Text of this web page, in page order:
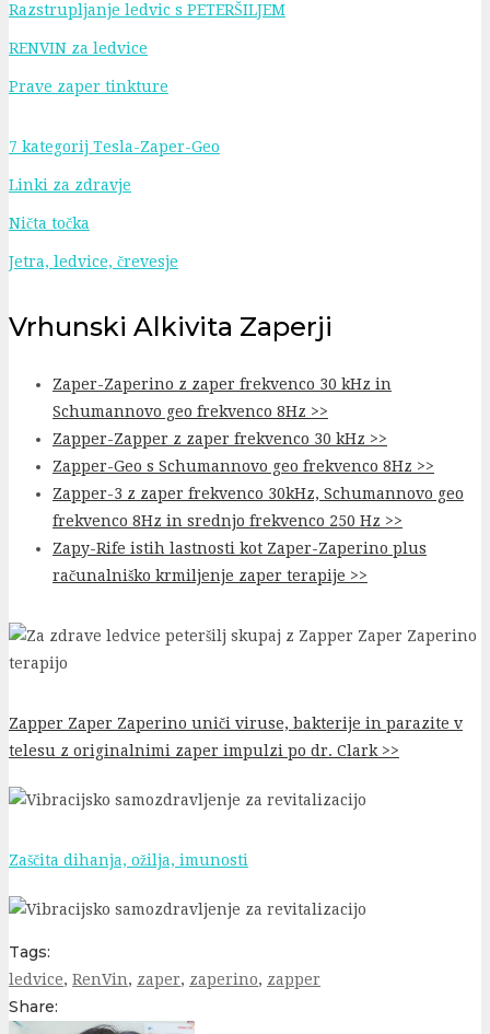
Razstrupljanje ledvic s PETERŠILJEM
RENVIN za ledvice
Prave zaper tinkture
7 kategorij Tesla-Zaper-Geo
Linki za zdravje
Ničta točka
Jetra, ledvice, črevesje
Vrhunski Alkivita Zaperji
Zaper-Zaperino z zaper frekvenco 30 kHz in
Schumannovo geo frekvenco 8Hz >>
Zapper-Zapper z zaper frekvenco 30 kHz >>
Zapper-Geo s Schumannovo geo frekvenco 8Hz >>
Zapper-3 z zaper frekvenco 30kHz, Schumannovo geo
frekvenco 8Hz in srednjo frekvenco 250 Hz >>
Zapy-Rife istih lastnosti kot Zaper-Zaperino plus
računalniško krmiljenje zaper terapije >>
Zapper Zaper Zaperino uniči viruse, bakterije in parazite v
telesu z originalnimi zaper impulzi po dr. Clark >>
Zaščita dihanja, ožilja, imunosti
Tags:
ledvice, RenVin, zaper, zaperino, zapper
Share: